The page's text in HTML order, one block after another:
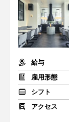
給与
雇用形態
シフト
アクセス